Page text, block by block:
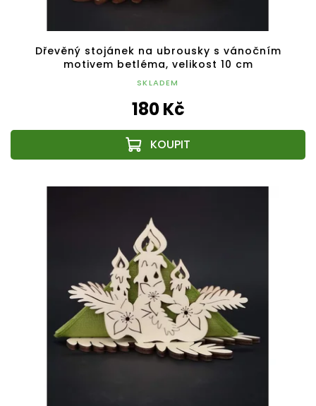
Dřevěný stojánek na ubrousky s vánočním
motivem betléma, velikost 10 cm
SKLADEM
180 Kč